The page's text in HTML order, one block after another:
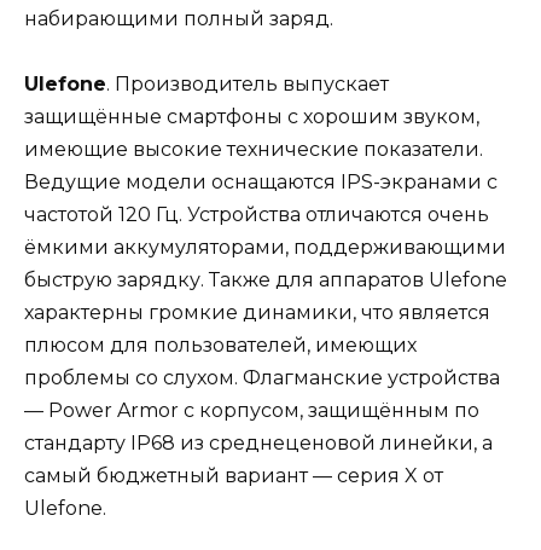
набирающими полный заряд.
Ulefone. Производитель выпускает
защищённые смартфоны с хорошим звуком,
имеющие высокие технические показатели.
Ведущие модели оснащаются IPS-экранами с
частотой 120 Гц. Устройства отличаются очень
ёмкими аккумуляторами, поддерживающими
быструю зарядку. Также для аппаратов Ulefone
характерны громкие динамики, что является
плюсом для пользователей, имеющих
проблемы со слухом. Флагманские устройства
— Power Armor с корпусом, защищённым по
стандарту IP68 из среднеценовой линейки, а
самый бюджетный вариант — серия X от
Ulefone.